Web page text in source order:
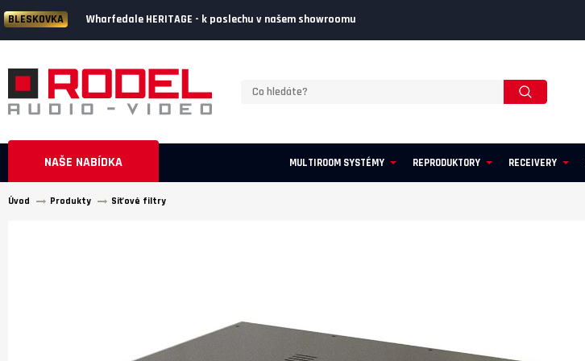
BLESKOVKA Wharfedale HERITAGE - k poslechu v našem showroomu
NAŠE NABÍDKA MULTIROOM SYSTÉMY REPRODUKTORY RECEIVERY
Úvod Produkty Síťové filtry